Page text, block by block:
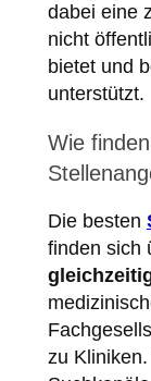
dabei eine
nicht
bietet und
unterstützt.
Wie
Die besten
finden sich
zu